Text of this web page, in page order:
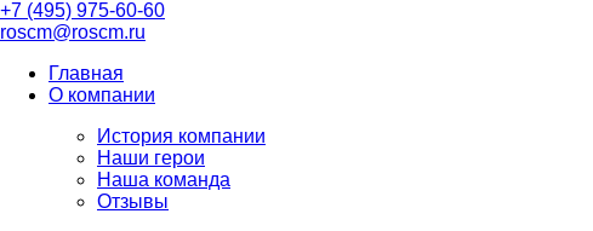
+7 (495) 975-60-60
roscm@roscm.ru
Главная
О компании
История компании
Наши герои
Наша команда
Отзывы